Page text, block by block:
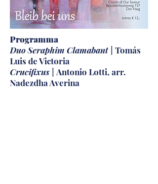
Programma
Duo Seraphim Clamabant | Tomás
Luis de Victoria
Crucifixus | Antonio Lotti, arr.
Nadezdha Averina